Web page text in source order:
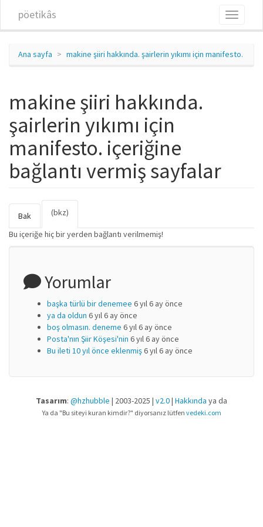
pöetikâs
Toggle
Ana sayfa makine şiiri hakkında. şairlerin yıkımı için manifesto.
makine şiiri hakkında.
şairlerin yıkımı için
manifesto. içeriğine
bağlantı vermiş sayfalar
Birincil sekmeler
Bak (bkz)
Bu içeriğe hiç bir yerden bağlantı verilmemiş!
Yorumlar
başka türlü bir denemee 6 yıl 6 ay önce
ya da oldun 6 yıl 6 ay önce
boş olmasın. deneme 6 yıl 6 ay önce
Posta'nın Şiir Köşesi'nin 6 yıl 6 ay önce
Bu ileti 10 yıl önce eklenmiş6 yıl 6 ay önce
Tasarım: @hzhubble | 2003-2025 | v2.0| Hakkında ya da
Ya da "Bu siteyi kuran kimdir?" diyorsanız lütfen vedeki.com